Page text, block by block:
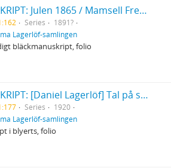
MANUSKRIPT: Julen 1865 / Mamsell Fredrika. En julhistoria
Series
1891?
Lagerlöf-samlingen
bläckmanuskript, folio
MANUSKRIPT: [Daniel Lagerlöf] Tal på sjuttioårsdagen
Series
1920
Lagerlöf-samlingen
i blyerts, folio